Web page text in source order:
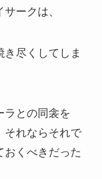
ークは、
尽くしてしま
ラとの同衾を
それならそれで
おくべきだった